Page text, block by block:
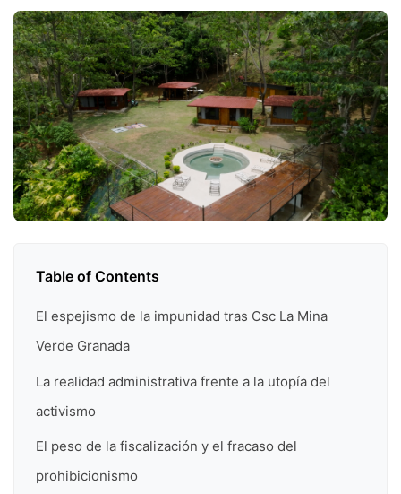
Table of Contents
El espejismo de la impunidad tras Csc La Mina
Verde Granada
La realidad administrativa frente a la utopía del
activismo
El peso de la fiscalización y el fracaso del
prohibicionismo